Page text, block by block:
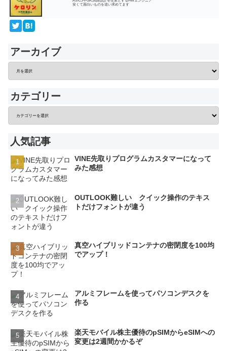
安くて面白いものを追い求めてます
アーカイブ
カテゴリー
人気記事
VINE先取りプログラムカスタマーになって
みた感想
OUTLOOK難しい クイック操作のテキス
トだけフォントが違う
真空ハイブリッドコンテナの密閉度を100均
でアップ！
アルミフレームを使ってパソコンデスクを
作る
楽天モバイル株主優待のpSIMからeSIMへの
変更は2週間かかるぞ